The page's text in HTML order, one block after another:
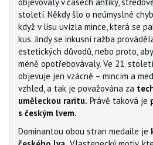
století. Někdy šlo o neúmyslné
když v lisu uvízla mince, která se
kus. Jindy se inkusní ražba
estetických důvodů, nebo proto,
méně opotřebovávaly. Ve 21.
objevuje jen vzácně – mincím a
vzhled, a tak je považována za
uměleckou raritu. Právě taková je
s českým lvem.
Dominantou obou stran medaile je